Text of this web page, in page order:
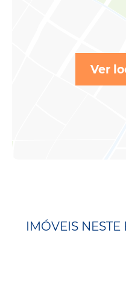
Ver
IMÓVEIS